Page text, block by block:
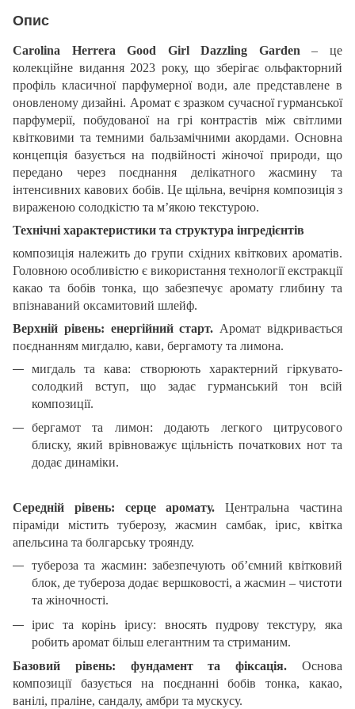
Опис
Carolina Herrera Good Girl Dazzling Garden – це
колекційне видання 2023 року, що зберігає ольфакторний
профіль класичної парфумерної води, але представлене в
оновленому дизайні. Аромат є зразком сучасної гурманської
парфумерії, побудованої на грі контрастів між світлими
квітковими та темними бальзамічними акордами. Основна
концепція базується на подвійності жіночої природи, що
передано через поєднання делікатного жасмину та
інтенсивних кавових бобів. Це щільна, вечірня композиція з
вираженою солодкістю та м’якою текстурою.
Технічні характеристики та структура інгредієнтів
композиція належить до групи східних квіткових ароматів.
Головною особливістю є використання технології екстракції
какао та бобів тонка, що забезпечує аромату глибину та
впізнаваний оксамитовий шлейф.
Верхній рівень: енергійний старт. Аромат відкривається
поєднанням мигдалю, кави, бергамоту та лимона.
мигдаль та кава: створюють характерний гіркувато-
солодкий вступ, що задає гурманський тон всій
композиції.
бергамот та лимон: додають легкого цитрусового
блиску, який врівноважує щільність початкових нот та
додає динаміки.
Середній рівень: серце аромату. Центральна частина
піраміди містить туберозу, жасмин самбак, ірис, квітка
апельсина та болгарську троянду.
тубероза та жасмин: забезпечують об’ємний квітковий
блок, де тубероза додає вершковості, а жасмин – чистоти
та жіночності.
ірис та корінь ірису: вносять пудрову текстуру, яка
робить аромат більш елегантним та стриманим.
Базовий рівень: фундамент та фіксація. Основа
композиції базується на поєднанні бобів тонка, какао,
ванілі, праліне, сандалу, амбри та мускусу.